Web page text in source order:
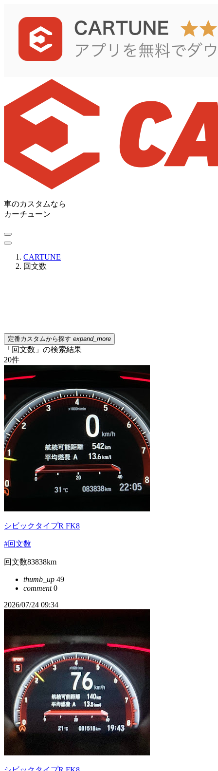
車のカスタムなら
カーチューン
CARTUNE
回文数
定番カスタムから探す expand_more
「回文数」の検索結果
20件
シビックタイプR FK8
#回文数
回文数83838km
thumb_up 49
comment0
2026/07/24 09:34